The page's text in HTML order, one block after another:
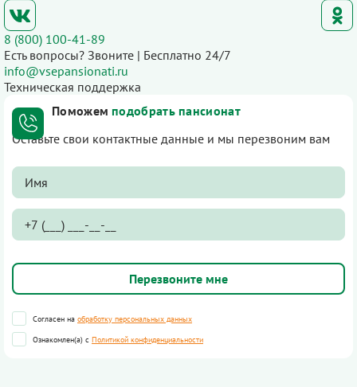
8 (800) 100-41-89
Есть вопросы? Звоните | Бесплатно 24/7
info@vsepansionati.ru
Техническая поддержка
Поможем подобрать пансионат
Оставьте свои контактные данные и мы перезвоним вам
Согласен на обработку персональных данных
Ознакомлен(а) с Политикой конфиденциальности